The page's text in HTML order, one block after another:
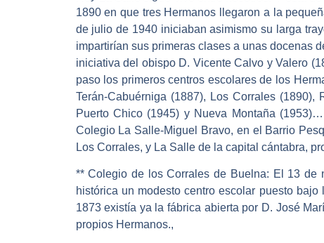
1890 en que tres Hermanos llegaron a la
de julio de 1940 iniciaban asimismo su larga
impartirían sus primeras clases a unas
iniciativa del obispo D. Vicente Calvo y Valero
paso los primeros centros escolares de los
Terán-Cabuérniga (1887), Los Corrales
Puerto Chico (1945) y Nueva Montaña
Colegio La Salle-Miguel Bravo, en el Barrio
Los Corrales, y La Salle de la capital cántabra,
** Colegio de los Corrales de Buelna: El 13 de
histórica un modesto centro escolar puesto
1873 existía ya la fábrica abierta por D. José
propios Hermanos.,